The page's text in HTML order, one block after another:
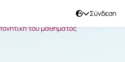
Σύνδεση
του μαθήματος
&